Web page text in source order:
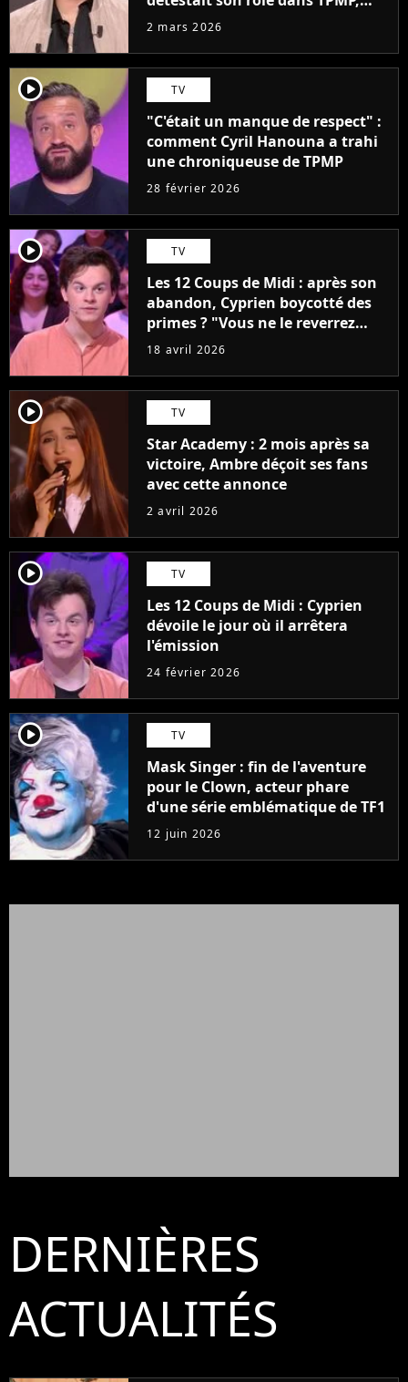
mais est restée "pour l'argent"
2 mars 2026
player2 TV
"C'était un manque de respect" :
comment Cyril Hanouna a trahi
une chroniqueuse de TPMP
28 février 2026
player2 TV
Les 12 Coups de Midi : après son
abandon, Cyprien boycotté des
primes ? "Vous ne le reverrez
plus"
18 avril 2026
player2 TV
Star Academy : 2 mois après sa
victoire, Ambre déçoit ses fans
avec cette annonce
2 avril 2026
player2 TV
Les 12 Coups de Midi : Cyprien
dévoile le jour où il arrêtera
l'émission
24 février 2026
player2 TV
Mask Singer : fin de l'aventure
pour le Clown, acteur phare
d'une série emblématique de TF1
12 juin 2026
DERNIÈRES
ACTUALITÉS